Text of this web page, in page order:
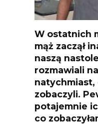
W ostatnich
mąż zaczął
naszą
rozmawiali
zobaczyli.
potajemnie
co